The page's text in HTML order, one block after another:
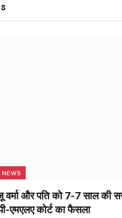
NEWS
वर्मा और पति को 7-7 साल की
एमएलए कोर्ट का फैसला